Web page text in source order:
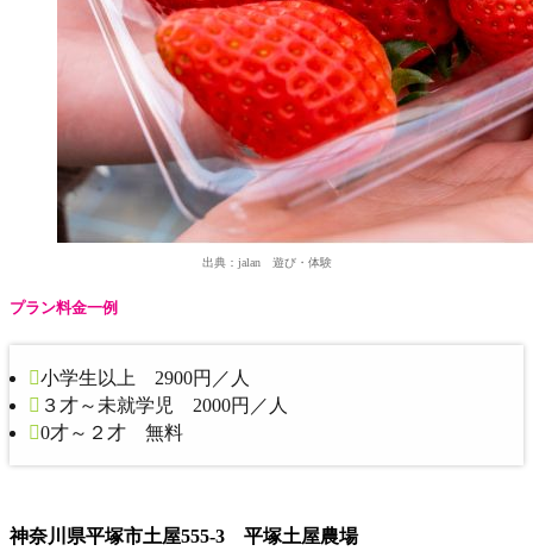
出典：jalan 遊び・体験
プラン料金一例
小学生以上 2900円／人
３才～未就学児 2000円／人
0才～２才 無料
神奈川県平塚市土屋555-3 平塚土屋農場